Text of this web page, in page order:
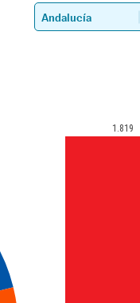
1.819